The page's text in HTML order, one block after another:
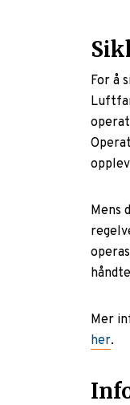
For å
Mens
Mer
her.